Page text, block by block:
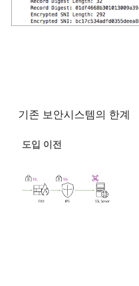
기존 보안시스템의 한계
도입 이전